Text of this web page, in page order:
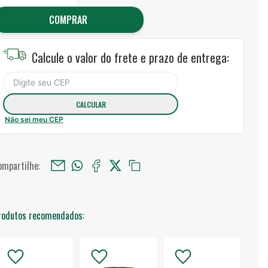
COMPRAR
Calcule o valor do frete e prazo de entrega:
Não sei meu CEP
recomendados: